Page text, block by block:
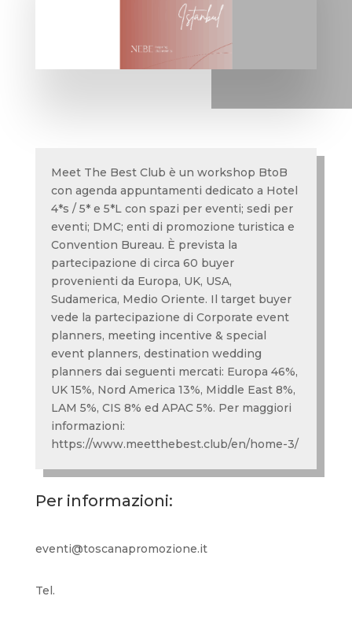
Meet The Best Club è un workshop BtoB
con agenda appuntamenti dedicato a Hotel
4*s / 5* e 5*L con spazi per eventi; sedi per
eventi; DMC; enti di promozione turistica e
Convention Bureau. È prevista la
partecipazione di circa 60 buyer
provenienti da Europa, UK, USA,
Sudamerica, Medio Oriente. Il target buyer
vede la partecipazione di Corporate event
planners, meeting incentive & special
event planners, destination wedding
planners dai seguenti mercati: Europa 46%,
UK 15%, Nord America 13%, Middle East 8%,
LAM 5%, CIS 8% ed APAC 5%. Per maggiori
informazioni:
https://www.meetthebest.club/en/home-3/
Per informazioni:
eventi@toscanapromozione.it
Tel.